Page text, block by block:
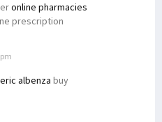
online pharmacies
prescription
albenza buy